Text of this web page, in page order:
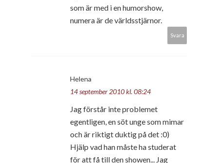
som är med i en humorshow,
numera är de världsstjärnor.
Svara
Helena
14 september 2010 kl. 08:24
Jag förstår inte problemet
egentligen, en söt unge som mimar
och är riktigt duktig på det :0)
Hjälp vad han måste ha studerat
för att få till den showen... Jag